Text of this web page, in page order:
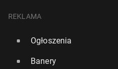
REKLAMA
Ogłoszenia
Banery